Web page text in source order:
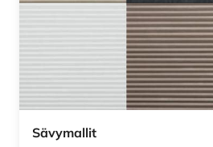
Sävymallit